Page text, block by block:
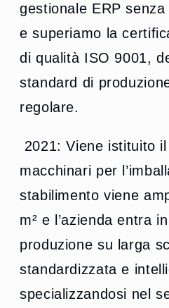
gestionale ERP
e superiamo la
di qualità ISO 9001,
standard di
regolare.
2021: Viene istituito
macchinari per
stabilimento viene
m² e l’azienda entra
produzione su larga
standardizzata e
specializzandosi nel